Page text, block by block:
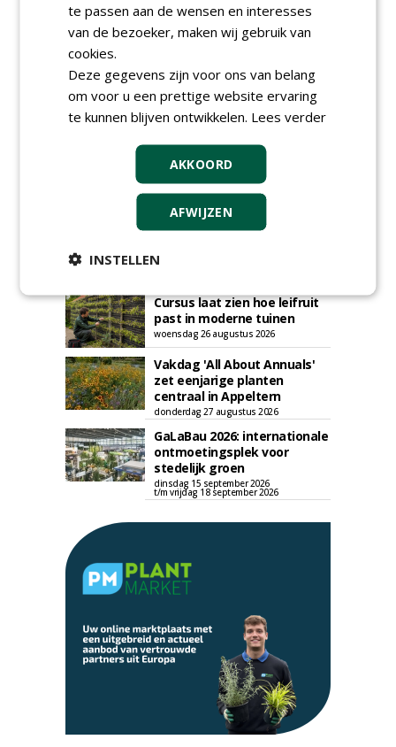
AGENDA
Roadshow over
GreentoColour en Heem in
Swalmen
woensdag 12 augustus 2026
Menkehorst houdt
van ruim 100 kwekers
Cursus laat zien hoe leifruit
past in moderne tuinen
woensdag 26 augustus 2026
Vakdag 'All About Annuals'
zet eenjarige planten
centraal in Appeltern
donderdag 27 augustus 2026
GaLaBau 2026: internationale
ontmoetingsplek voor
stedelijk groen
dinsdag 15 september 2026
t/m vrijdag 18 september 2026
te passen aan de wensen en interesses
van de bezoeker, maken wij gebruik van
cookies.
Deze gegevens zijn voor ons van belang
om voor u een prettige website ervaring
te kunnen blijven ontwikkelen. Lees verder
AKKOORD
AFWIJZEN
INSTELLEN